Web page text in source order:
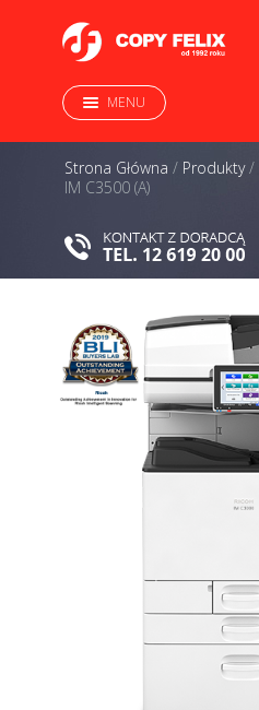
MENU
Strona Główna / Produkty/
IM C3500 (A)